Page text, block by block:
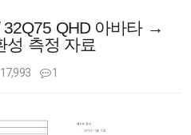
32Q75 QHD 아바타 →
성 측정 자료
1